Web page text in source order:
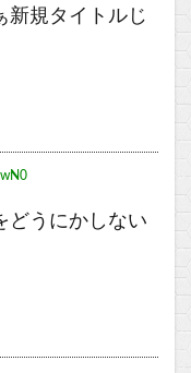
新規タイトルじ
どうにかしない